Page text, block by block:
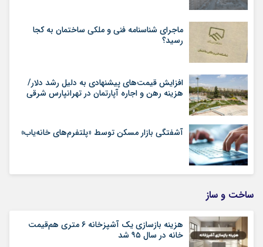
ماجرای شناسنامه‌ فنی و ملکی ساختمان به کجا
رسید؟
افزایش قیمت‌های پیشنهادی به دلیل رشد دلار/
هزینه رهن و اجاره آپارتمان در تهرانپارس شرقی
آشفتگی بازار مسکن توسط «پلتفرم‌های خانه‌یاب»
ساخت و ساز
هزینه بازسازی یک آشپزخانه ۶ متری هم‌قیمت
خانه در سال ۹۵ شد